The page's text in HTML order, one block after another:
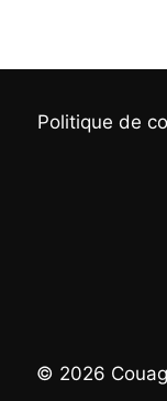
Politique de
© 2026